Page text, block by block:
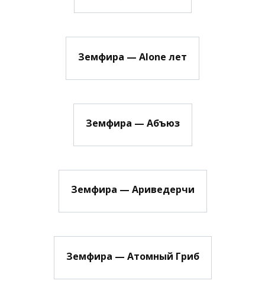
Земфира — Alone лет
Земфира — Абъюз
Земфира — Ариведерчи
Земфира — Атомный Гриб